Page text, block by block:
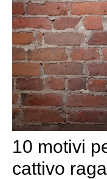
10 motivi
cattivo